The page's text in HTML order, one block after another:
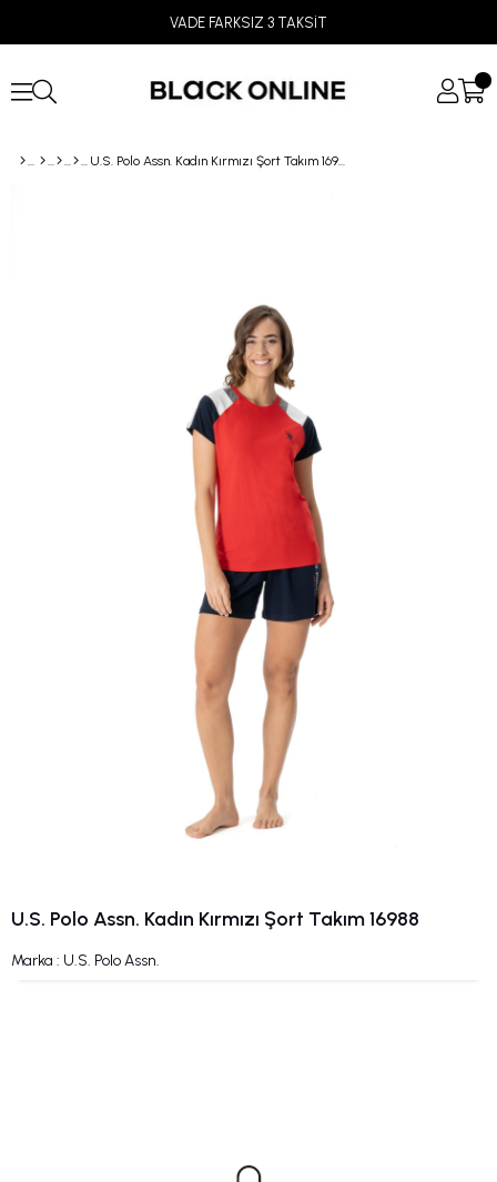
VADE FARKSIZ 3 TAKSİT
U.S. Polo Assn. Kadın Kırmızı Şort Takım 16988
U.S. Polo Assn. Kadın Kırmızı Şort Takım 16988
Marka : U.S. Polo Assn.